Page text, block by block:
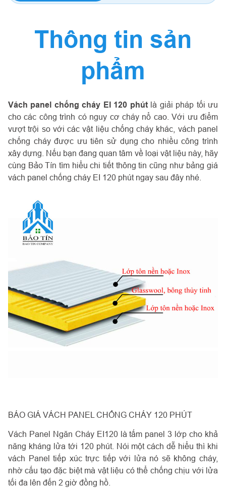
Thông tin sản
phẩm
Vách panel chống cháy EI 120 phútlà giải pháp tối ưu
cho các công trình có nguy cơ cháy nổ cao. Với ưu điểm
vượt trội so với các vật liệu chống cháy khác, vách panel
chống cháy được ưu tiên sử dụng cho nhiều công trình
xây dựng. Nếu bạn đang quan tâm về loại vật liệu này, hãy
cùng Bảo Tín tìm hiểu chi tiết thông tin cũng như bảng giá
vách panel chống cháy EI 120 phút ngay sau đây nhé.
BÁO GIÁ VÁCH PANEL CHỐNG CHÁY 120 PHÚT
Vách Panel Ngăn Cháy EI120 làtấm panel 3 lớp cho khả
năng kháng lửa tới 120 phút. Nói một cách dễ hiểu thì khi
vách Panel tiếp xúc trực tiếp với lửa nó sẽ không cháy,
nhờ cấu tạo đặc biệt mà vật liệu có thể chống chịu với lửa
tối đa lên đến 2 giờ đồng hồ.